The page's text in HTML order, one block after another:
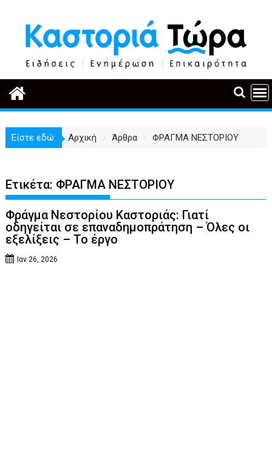
περιεχόμενο
Είστε εδώ: Αρχική Άρθρα ΦΡΑΓΜΑ ΝΕΣΤΟΡΙΟΥ
Ετικέτα: ΦΡΑΓΜΑ ΝΕΣΤΟΡΙΟΥ
Φράγμα Νεστορίου Καστοριάς: Γιατί
οδηγείται σε επαναδημοπράτηση – Όλες οι
εξελίξεις – Το έργο
Ιαν 26, 2026